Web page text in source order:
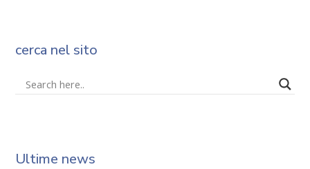
cerca nel sito
Ultime news